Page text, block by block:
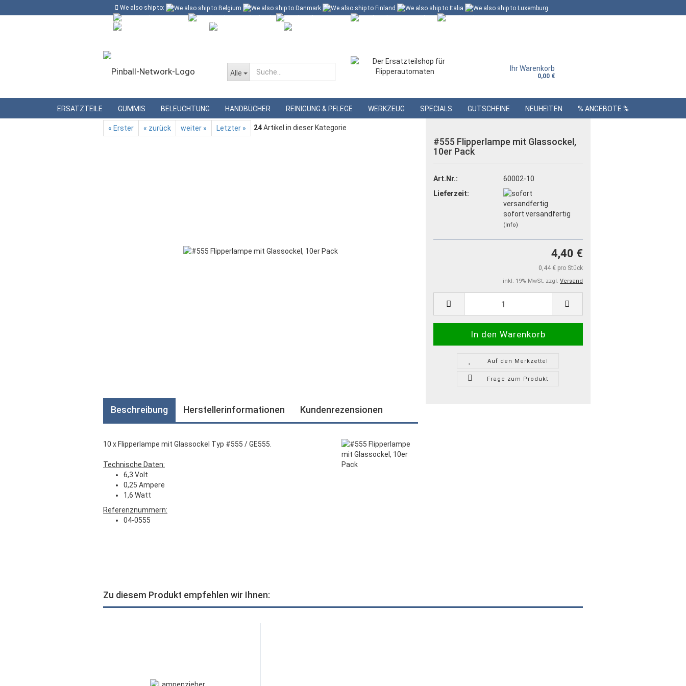
We also ship to:
Kostenloser Versand in Deutschland ab 60 Euro*
Alle
Ihr Warenkorb
0,00 €
ERSATZTEILE GUMMIS BELEUCHTUNG HANDBÜCHER REINIGUNG & PFLEGE WERKZEUG SPECIALS GUTSCHEINE NEUHEITEN % ANGEBOTE %
Startseite » Beleuchtung » Glassockellampen » #555 Flipperlampe mit Glassockel, 10er Pack
« Erster « zurück weiter » Letzter » 24Artikel in dieser Kategorie
#555 Flipperlampe mit Glassockel,
10er Pack
Art.Nr.:
60002-10
Lieferzeit:
sofort versandfertig
(Info)
4,40 €
0,44 € pro Stück
inkl. 19% MwSt. zzgl. Versand
Auf den Merkzettel
Frage zum Produkt
Beschreibung Herstellerinformationen Kundenrezensionen
10 x Flipperlampe mit Glassockel Typ #555 / GE555.
Technische Daten:
6,3 Volt
0,25 Ampere
1,6 Watt
Referenznummern:
04-0555
Zu diesem Produkt empfehlen wir Ihnen: